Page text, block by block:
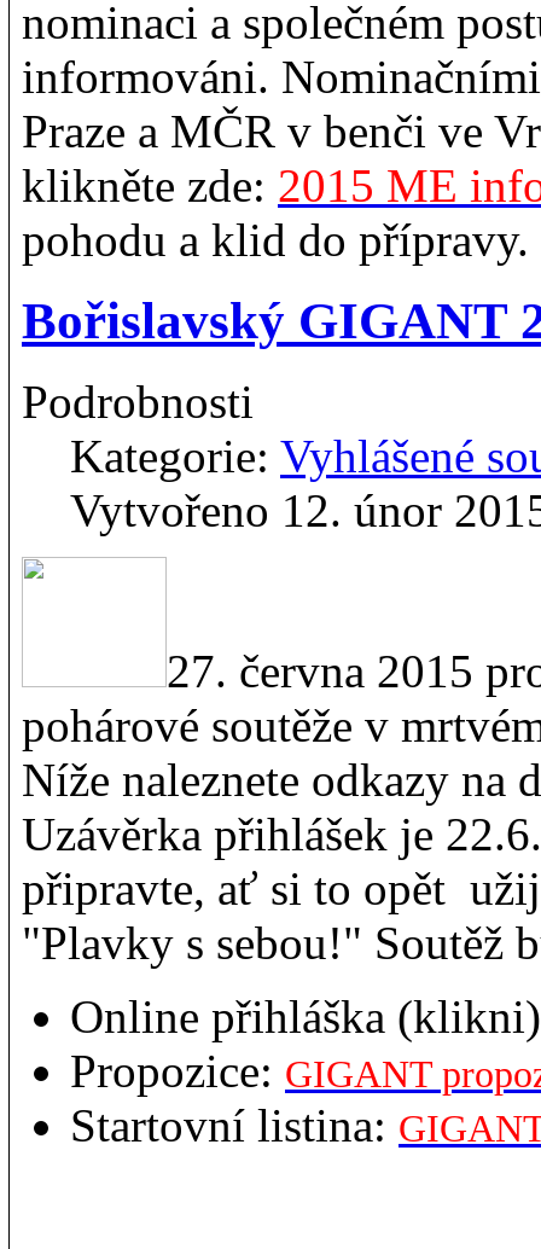
nominaci a společném
informováni.
Praze a MČR v benči ve
klikněte zde: 2015 ME
pohodu a klid do přípravy.
Bořislavský GIGANT
Podrobnosti
Kategorie: Vyhlášené
Vytvořeno 12. únor
27. června 2015
pohárové soutěže v
Níže naleznete odkazy na
Uzávěrka přihlášek je
připravte, ať si to opět
"Plavky s sebou!" Soutěž
Online přihláška
Propozice: GIGANT
Startovní listina: